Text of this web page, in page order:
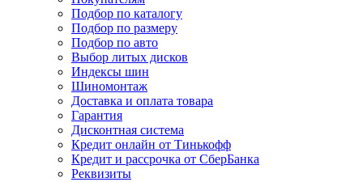
Подбор по каталогу
Подбор по размеру
Подбор по авто
Выбор литых дисков
Индексы шин
Шиномонтаж
Доставка и оплата товара
Гарантия
Дисконтная система
Кредит онлайн от Тинькофф
Кредит и рассрочка от СберБанка
Реквизиты